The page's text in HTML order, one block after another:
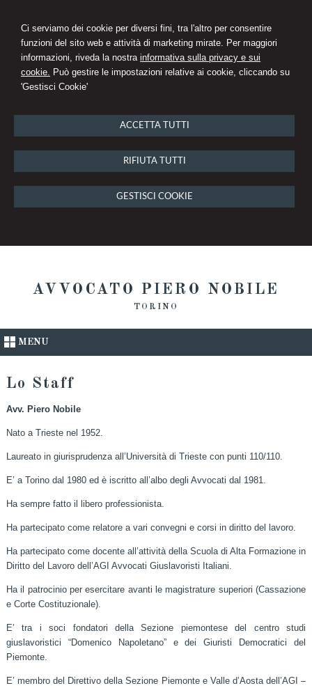
Ci serviamo dei cookie per diversi fini, tra l'altro per consentire
funzioni del sito web e attività di marketing mirate. Per maggiori
informazioni, riveda la nostra informativa sulla privacy e sui
cookie. Può gestire le impostazioni relative ai cookie, cliccando su
'Gestisci Cookie'
ACCETTA TUTTI
RIFIUTA TUTTI
GESTISCI COOKIE
AVVOCATO PIERO NOBILE
TORINO
MENU
Lo Staff
Avv. Piero Nobile
Nato a Trieste nel 1952.
Laureato in giurisprudenza all’Università di Trieste con punti 110/110.
E’ a Torino dal 1980 ed è iscritto all’albo degli Avvocati dal 1981.
Ha sempre fatto il libero professionista.
Ha partecipato come relatore a vari convegni e corsi in diritto del lavoro.
Ha partecipato come docente all’attività della Scuola di Alta Formazione in
Diritto del Lavoro dell’AGI Avvocati Giuslavoristi Italiani.
Ha il patrocinio per esercitare avanti le magistrature superiori (Cassazione
e Corte Costituzionale).
E’ tra i soci fondatori della Sezione piemontese del centro studi
giuslavoristici “Domenico Napoletano” e dei Giuristi Democratici del
Piemonte.
E’ membro del Direttivo della Sezione Piemonte e Valle d’Aosta dell’AGI –